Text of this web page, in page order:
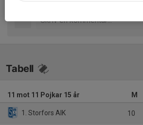
Tabell
11 mot 11 Pojkar 15 år M
1. Storfors AIK 10